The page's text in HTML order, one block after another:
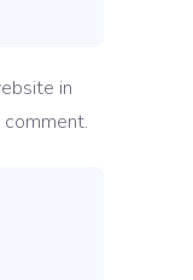
in